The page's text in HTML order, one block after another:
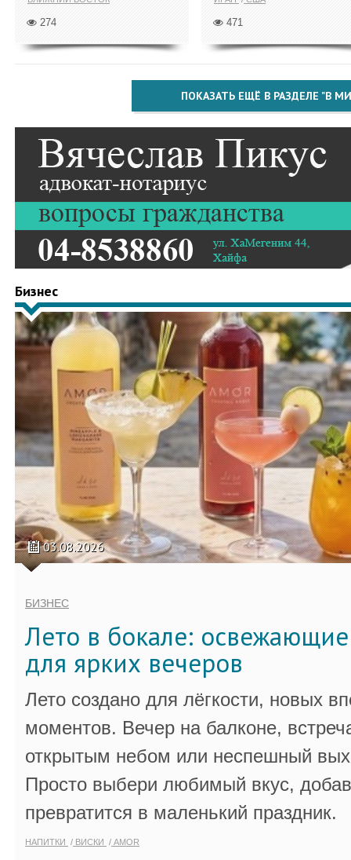
274 471
ПОКАЗАТЬ ЕЩЁ В РАЗДЕЛЕ "В
Бизнес
03.08.2026
БИЗНЕС
Лето в бокале:
для ярких вечеров
Лето создано для лёгкости, новых
моментов. Вечер на балконе,
открытым небом или неспешный
Просто выбери любимый вкус,
превратится в маленький праздник.
НАПИТКИ ВИСКИ AMOR